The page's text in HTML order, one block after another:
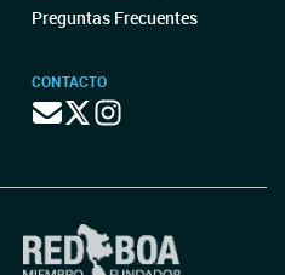
Preguntas Frecuentes
CONTACTO